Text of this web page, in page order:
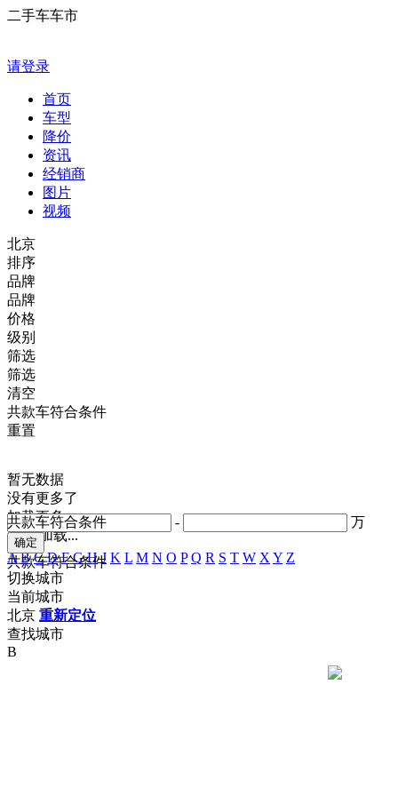
二手车车市
请登录
首页
车型
降价
资讯
经销商
图片
视频
北京
排序
品牌
品牌
价格
- 万
共款车符合条件
级别
共款车符合条件
筛选
筛选
清空
共款车符合条件
重置
暂无数据
没有更多了
加载更多
正在加载...
A B C D F G H J K L M N O P Q R S T W X Y Z
切换城市
当前城市
北京 重新定位
查找城市
B